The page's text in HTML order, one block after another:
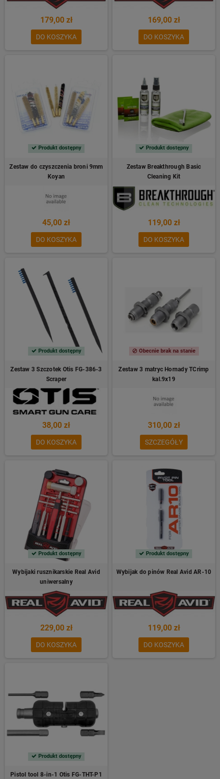
179,00 zł
DO KOSZYKA
169,00 zł
DO KOSZYKA
Produkt dostępny
Zestaw do czyszczenia broni 9mm
Koyan
45,00 zł
DO KOSZYKA
Produkt dostępny
Zestaw Breakthrough Basic
Cleaning Kit
119,00 zł
DO KOSZYKA
Produkt dostępny
Zestaw 3 Szczotek Otis FG-386-3
Scraper
38,00 zł
DO KOSZYKA
Obecnie brak na stanie
Zestaw 3 matryc Hornady TCrimp
kal.9x19
310,00 zł
SZCZEGÓŁY
Produkt dostępny
Wybijaki rusznikarskie Real Avid
uniwersalny
229,00 zł
DO KOSZYKA
Produkt dostępny
Wybijak do pinów Real Avid AR-10
119,00 zł
DO KOSZYKA
Produkt dostępny
Pistol tool 8-in-1 Otis FG-THT-P1